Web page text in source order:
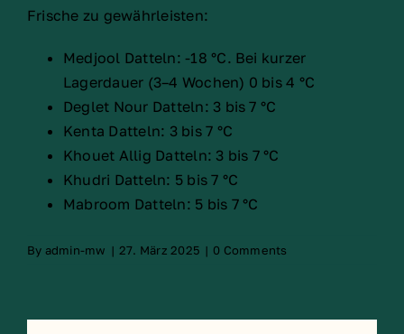
Frische zu gewährleisten:
Medjool Datteln: -18 °C. Bei kurzer
Lagerdauer (3–4 Wochen) 0 bis 4 °C
Deglet Nour Datteln: 3 bis 7 °C
Kenta Datteln: 3 bis 7 °C
Khouet Allig Datteln: 3 bis 7 °C
Khudri Datteln: 5 bis 7 °C
Mabroom Datteln: 5 bis 7 °C
By admin-mw | 27. März 2025 | 0 Comments